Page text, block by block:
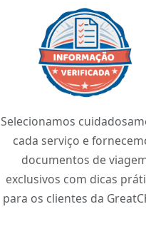
Selecionamos
cada serviço e
documentos de
exclusivos com dicas
para os clientes da